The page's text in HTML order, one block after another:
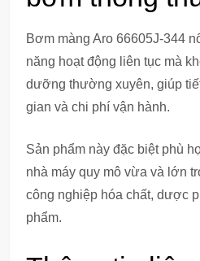
Bơm màng Aro 66605J-344
năng hoạt động liên tục mà
dưỡng thường xuyên, giúp
gian và chi phí vận hành.
Sản phẩm này đặc biệt phù
nhà máy quy mô vừa và lớn
công nghiệp hóa chất, dược
phẩm.